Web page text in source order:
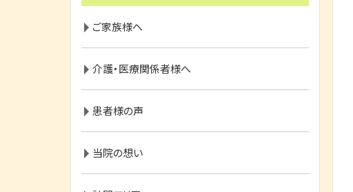
ご家族様へ
介護・医療関係者様へ
患者様の声
当院の想い